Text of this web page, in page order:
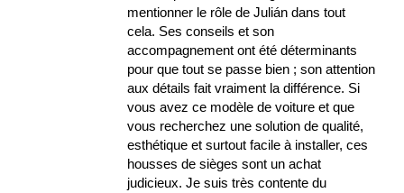
mentionner le rôle de Julián dans tout
cela. Ses conseils et son
accompagnement ont été déterminants
pour que tout se passe bien ; son attention
aux détails fait vraiment la différence. Si
vous avez ce modèle de voiture et que
vous recherchez une solution de qualité,
esthétique et surtout facile à installer, ces
housses de sièges sont un achat
judicieux. Je suis très contente du